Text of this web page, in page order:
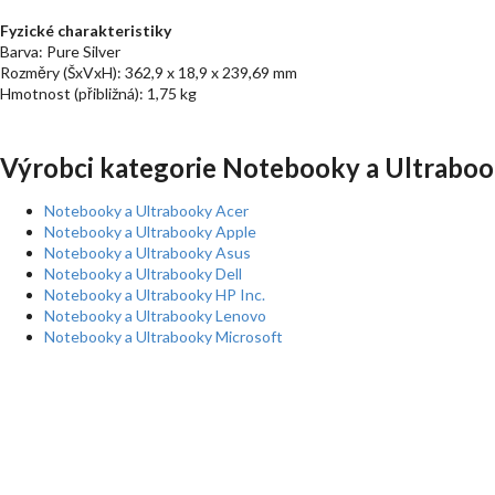
Fyzické charakteristiky
Barva: Pure Silver
Rozměry (ŠxVxH): 362,9 x 18,9 x 239,69 mm
Hmotnost (přibližná): 1,75 kg
Výrobci kategorie Notebooky a
Notebooky a Ultrabooky Acer
Notebooky a Ultrabooky Apple
Notebooky a Ultrabooky Asus
Notebooky a Ultrabooky Dell
Notebooky a Ultrabooky HP Inc.
Notebooky a Ultrabooky Lenovo
Notebooky a Ultrabooky Microsoft